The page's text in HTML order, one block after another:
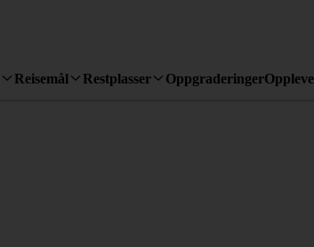
Reisemål Restplasser Oppgraderinger